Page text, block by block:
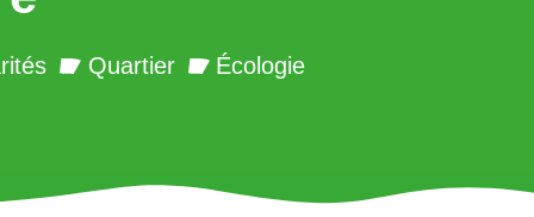
Quartier Écologie